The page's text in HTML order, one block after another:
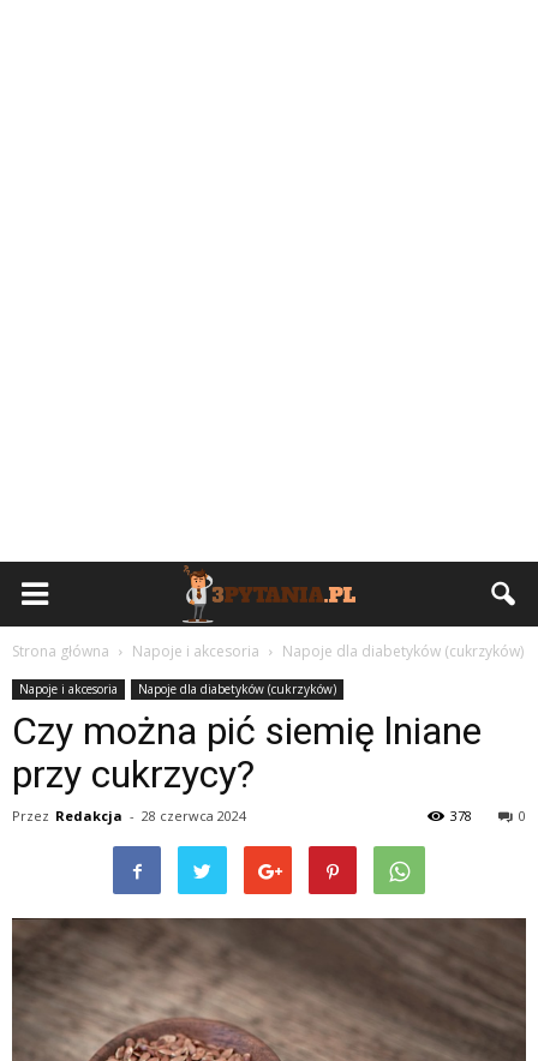
Strona główna Napoje i akcesoria Napoje dla diabetyków (cukrzyków)
Napoje i akcesoria Napoje dla diabetyków (cukrzyków)
Czy można pić siemię lniane
przy cukrzycy?
Przez Redakcja - 28 czerwca 2024 0
378